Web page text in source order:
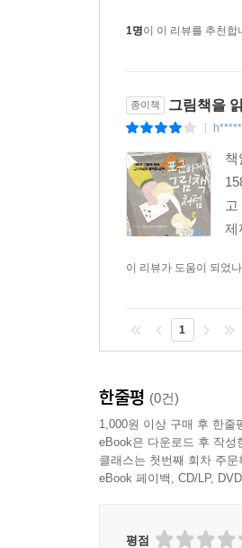
어느 날부터는 그림책
마음이 편안해지고 다
마음을 다독이는 힘이
당시에는 하루하루 아
의 시간을 갖는 시간
럼 너무도 생생하게 떠
블로그 글 중에 그림
어떤 그림책이 좋은
아이에게 그림책을 읽
‘그림책을 선택하는 바
지 20년이 훌쩍 지났지
우리나라 그림책이 제
그림책과 관련해서 특
능력에 대해 궁금해
더 좋은 그림책 목록
1명이 이 리뷰를 추천합
종이책 그림책을
책
제
이 리뷰가 도움이 되었
1
한줄평 (0건)
1,000원 이상 구매 후 한줄
eBook은 다운로드 후 작
클래스는 첫번째 회차 주
eBook 페이백, CD/LP,
평점